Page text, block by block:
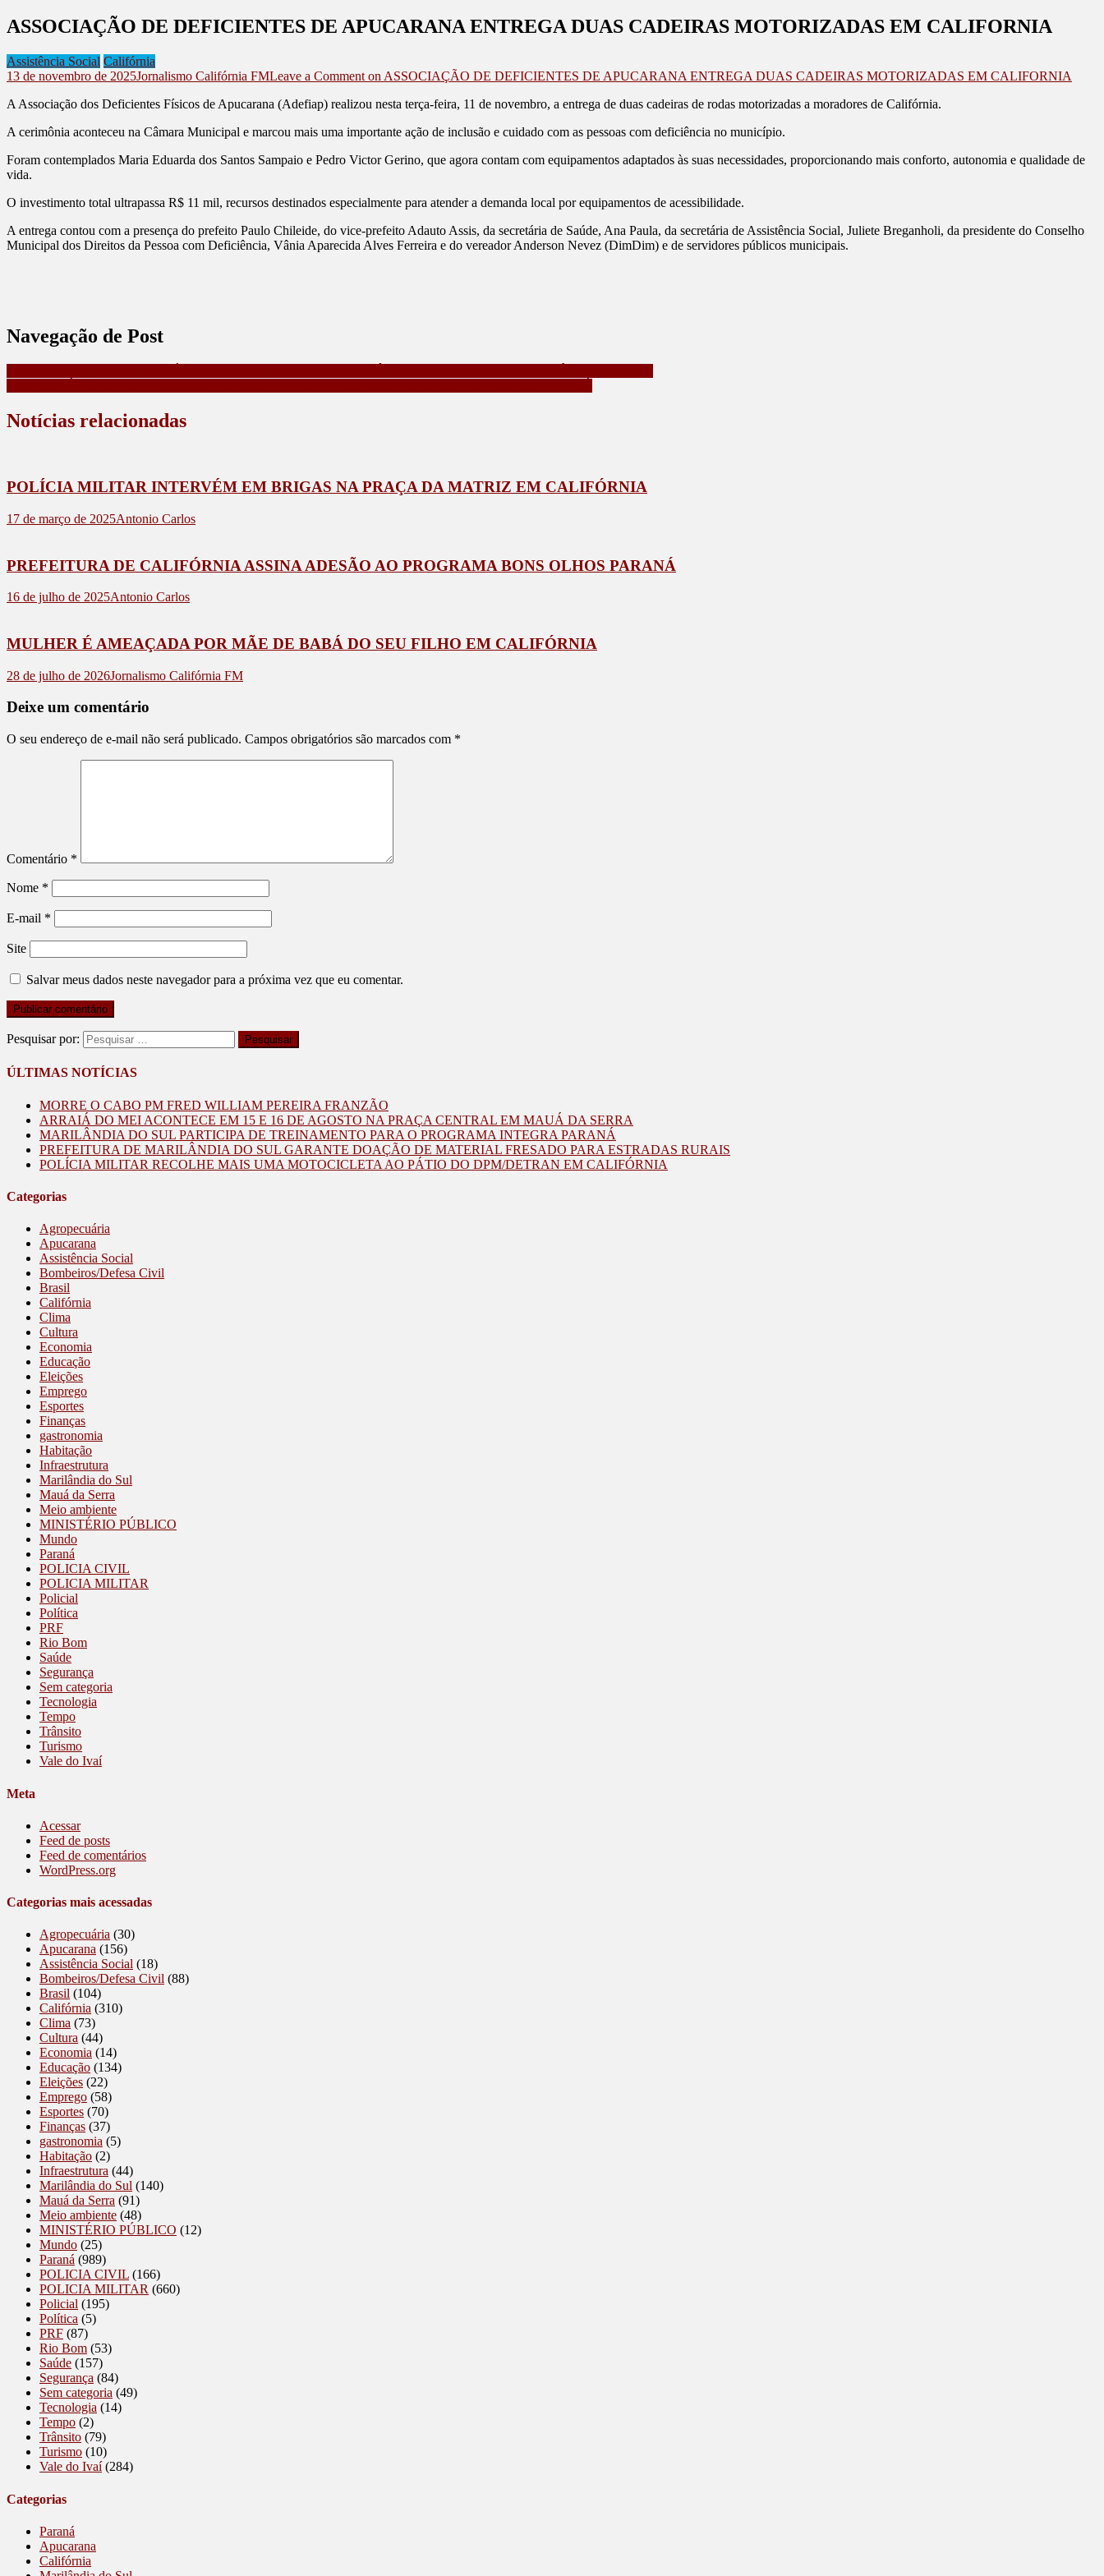
ASSOCIAÇÃO DE DEFICIENTES DE APUCARANA ENTREGA DUAS CADEIRAS MOTORIZADAS EM CALIFORNIA
Assistência Social Califórnia
13 de novembro de 2025Jornalismo Califórnia FMLeave a Comment on ASSOCIAÇÃO DE DEFICIENTES DE APUCARANA ENTREGA DUAS CADEIRAS MOTORIZADAS EM CALIFORNIA
A Associação dos Deficientes Físicos de Apucarana (Adefiap) realizou nesta terça-feira, 11 de novembro, a entrega de duas cadeiras de rodas motorizadas a moradores de Califórnia.
A cerimônia aconteceu na Câmara Municipal e marcou mais uma importante ação de inclusão e cuidado com as pessoas com deficiência no município.
Foram contemplados Maria Eduarda dos Santos Sampaio e Pedro Victor Gerino, que agora contam com equipamentos adaptados às suas necessidades, proporcionando mais conforto, autonomia e qualidade de
vida.
O investimento total ultrapassa R$ 11 mil, recursos destinados especialmente para atender a demanda local por equipamentos de acessibilidade.
A entrega contou com a presença do prefeito Paulo Chileide, do vice-prefeito Adauto Assis, da secretária de Saúde, Ana Paula, da secretária de Assistência Social, Juliete Breganholi, da presidente do Conselho
Municipal dos Direitos da Pessoa com Deficiência, Vânia Aparecida Alves Ferreira e do vereador Anderson Nevez (DimDim) e de servidores públicos municipais.
Navegação de Post
Notícias relacionadas
POLÍCIA MILITAR INTERVÉM EM BRIGAS NA PRAÇA DA MATRIZ EM CALIFÓRNIA
17 de março de 2025Antonio Carlos
PREFEITURA DE CALIFÓRNIA ASSINA ADESÃO AO PROGRAMA BONS OLHOS PARANÁ
16 de julho de 2025Antonio Carlos
MULHER É AMEAÇADA POR MÃE DE BABÁ DO SEU FILHO EM CALIFÓRNIA
28 de julho de 2026Jornalismo Califórnia FM
Deixe um comentário
O seu endereço de e-mail não será publicado. Campos obrigatórios são marcados com *
Comentário *
Nome *
E-mail *
Site
Salvar meus dados neste navegador para a próxima vez que eu comentar.
Pesquisar por:
ÚLTIMAS NOTÍCIAS
MORRE O CABO PM FRED WILLIAM PEREIRA FRANZÃO
ARRAIÁ DO MEI ACONTECE EM 15 E 16 DE AGOSTO NA PRAÇA CENTRAL EM MAUÁ DA SERRA
MARILÂNDIA DO SUL PARTICIPA DE TREINAMENTO PARA O PROGRAMA INTEGRA PARANÁ
PREFEITURA DE MARILÂNDIA DO SUL GARANTE DOAÇÃO DE MATERIAL FRESADO PARA ESTRADAS RURAIS
POLÍCIA MILITAR RECOLHE MAIS UMA MOTOCICLETA AO PÁTIO DO DPM/DETRAN EM CALIFÓRNIA
Categorias
Agropecuária
Apucarana
Assistência Social
Bombeiros/Defesa Civil
Brasil
Califórnia
Clima
Cultura
Economia
Educação
Eleições
Emprego
Esportes
Finanças
gastronomia
Habitação
Infraestrutura
Marilândia do Sul
Mauá da Serra
Meio ambiente
MINISTÉRIO PÚBLICO
Mundo
Paraná
POLICIA CIVIL
POLICIA MILITAR
Policial
Política
PRF
Rio Bom
Saúde
Segurança
Sem categoria
Tecnologia
Tempo
Trânsito
Turismo
Vale do Ivaí
Meta
Acessar
Feed de posts
Feed de comentários
WordPress.org
Categorias mais acessadas
Agropecuária (30)
Apucarana (156)
Assistência Social (18)
Bombeiros/Defesa Civil (88)
Brasil (104)
Califórnia (310)
Clima (73)
Cultura (44)
Economia (14)
Educação (134)
Eleições (22)
Emprego (58)
Esportes (70)
Finanças (37)
gastronomia (5)
Habitação (2)
Infraestrutura (44)
Marilândia do Sul (140)
Mauá da Serra (91)
Meio ambiente (48)
MINISTÉRIO PÚBLICO (12)
Mundo (25)
Paraná (989)
POLICIA CIVIL (166)
POLICIA MILITAR (660)
Policial (195)
Política (5)
PRF (87)
Rio Bom (53)
Saúde (157)
Segurança (84)
Sem categoria (49)
Tecnologia (14)
Tempo (2)
Trânsito (79)
Turismo (10)
Vale do Ivaí(284)
Categorias
Paraná
Apucarana
Califórnia